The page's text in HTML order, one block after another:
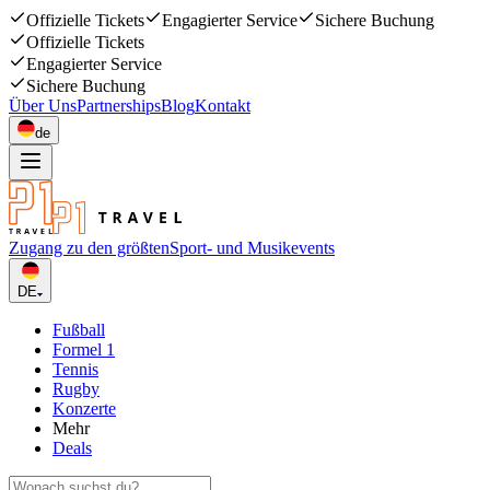
Offizielle Tickets Engagierter Service
Sichere Buchung
Offizielle Tickets
Engagierter Service
Sichere Buchung
Über UnsPartnershipsBlogKontakt
de
Zugang zu den größtenSport- und Musikevents
DE
Fußball
Formel 1
Tennis
Rugby
Konzerte
Mehr
Deals